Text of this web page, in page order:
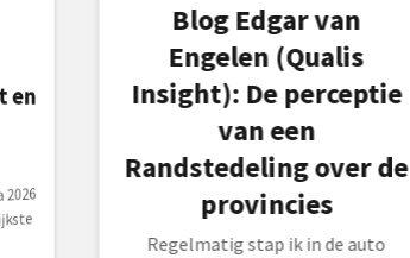
Blog Edgar van
Engelen (Qualis
Insight): De perceptie
van een
Randstedeling over de
provincies
Regelmatig stap ik in de auto